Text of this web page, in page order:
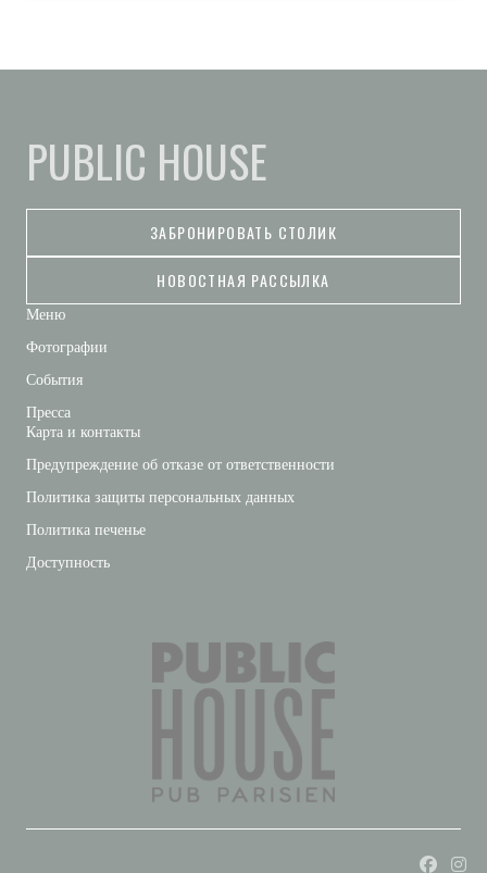
PUBLIC HOUSE
ЗАБРОНИРОВАТЬ СТОЛИК
НОВОСТНАЯ РАССЫЛКА
Меню
Фотографии
События
Пресса
Карта и контакты
Предупреждение об отказе от ответственности
Политика защиты персональных данных
Политика печенье
Доступность